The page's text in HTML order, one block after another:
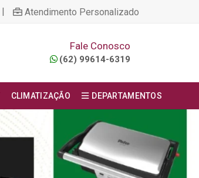
| Atendimento Personalizado
Fale Conosco
(62) 99614-6319
CLIMATIZAÇÃO DEPARTAMENTOS